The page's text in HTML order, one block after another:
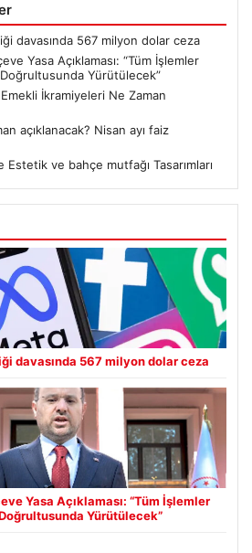
davasında 567 milyon dolar ceza
Yasa Açıklaması: “Tüm İşlemler
Yürütülecek”
İkramiyeleri Ne Zaman
açıklanacak? Nisan ayı faiz
Estetik ve bahçe mutfağı Tasarımları
davasında 567 milyon dolar ceza
Yasa Açıklaması: “Tüm İşlemler
Yürütülecek”